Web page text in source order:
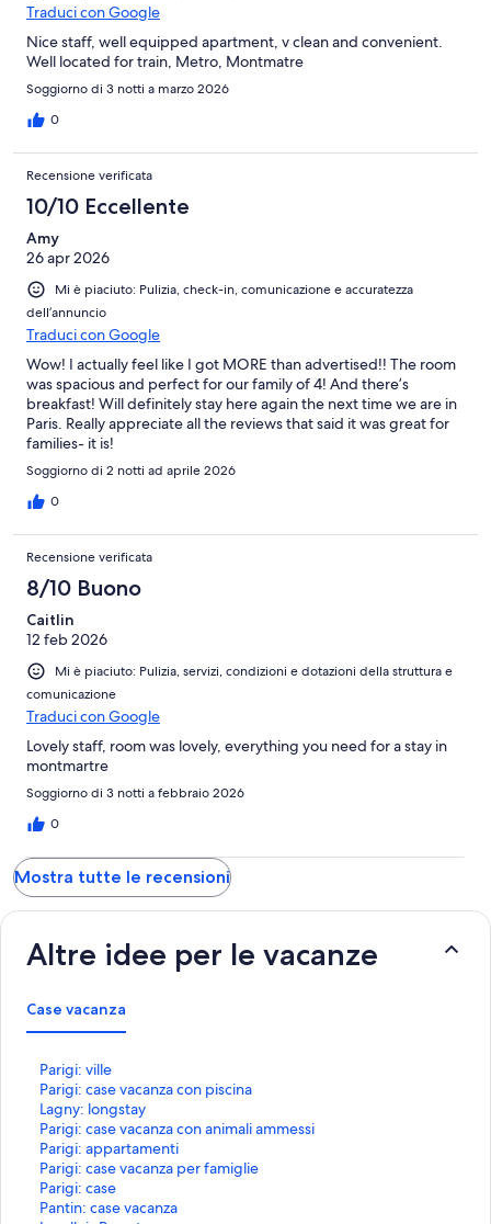
Traduci con Google
Nice staff, well equipped apartment, v clean and convenient.
Well located for train, Metro, Montmatre
Soggiorno di 3 notti a marzo 2026
0
Recensione verificata
10/10 Eccellente
Amy
26 apr 2026
Mi è piaciuto: Pulizia, check-in, comunicazione e accuratezza
dell’annuncio
Traduci con Google
Wow! I actually feel like I got MORE than advertised!! The room
was spacious and perfect for our family of 4! And there’s
breakfast! Will definitely stay here again the next time we are in
Paris. Really appreciate all the reviews that said it was great for
families- it is!
Soggiorno di 2 notti ad aprile 2026
0
Recensione verificata
8/10 Buono
Caitlin
12 feb 2026
Mi è piaciuto: Pulizia, servizi, condizioni e dotazioni della struttura e
comunicazione
Traduci con Google
Lovely staff, room was lovely, everything you need for a stay in
montmartre
Soggiorno di 3 notti a febbraio 2026
0
Mostra tutte le recensioni
Altre idee per le vacanze
Case vacanza
Parigi: ville
L
i
n
k
c
h
e
a
Parigi: case vacanza con piscina
L
i
n
k
c
h
e
Lagny: longstay
L
i
n
k
c
h
Parigi: case vacanza con animali ammessi
L
i
n
k
c
Parigi: appartamenti
L
i
n
k
Parigi: case vacanza per famiglie
L
i
n
Parigi: case
L
iPantin: case vacanza
L